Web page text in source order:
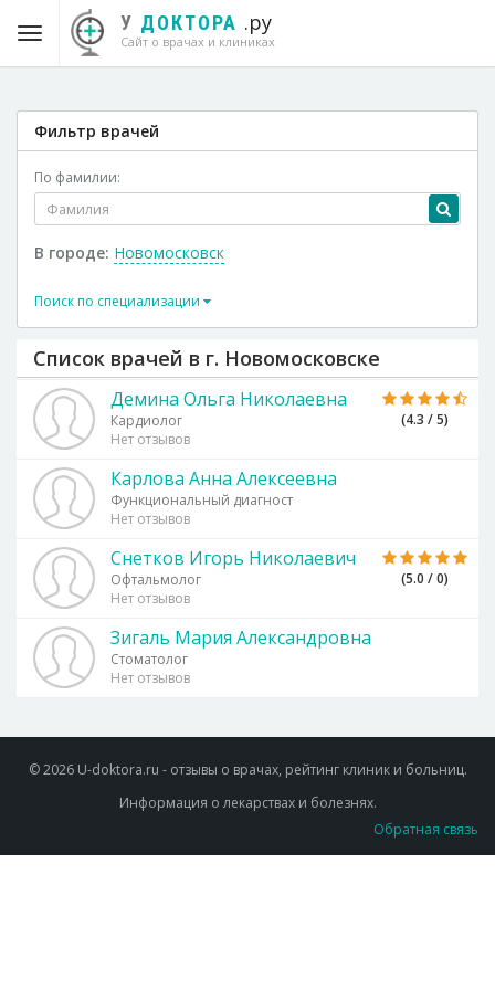
У ДОКТОРА .ру
Сайт о врачах и клиниках
Фильтр врачей
По фамилии:
В городе: Новомосковск
Поиск по специализации
Список врачей в г. Новомосковске
(4.3 / 5)
Демина Ольга Николаевна
Кардиолог
Нет отзывов
Карлова Анна Алексеевна
Функциональный диагност
Нет отзывов
(5.0 / 0)
Снетков Игорь Николаевич
Офтальмолог
Нет отзывов
Зигаль Мария Александровна
Стоматолог
Нет отзывов
© 2026 U-doktora.ru - отзывы о врачах, рейтинг клиник и больниц.
Информация о лекарствах и болезнях.
Обратная связь